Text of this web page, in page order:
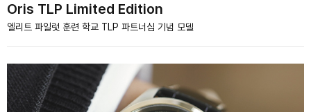
Oris TLP Limited Edition
엘리트 파일럿 훈련 학교 TLP 파트너십 기념 모델